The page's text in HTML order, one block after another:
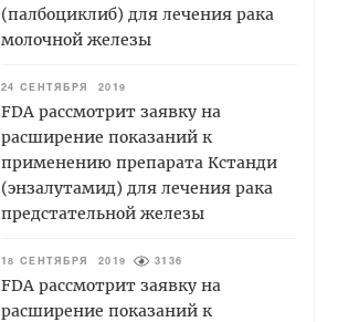
(палбоциклиб) для лечения рака
молочной железы
24 СЕНТЯБРЯ 2019
FDA рассмотрит заявку на
расширение показаний к
применению препарата Кстанди
(энзалутамид) для лечения рака
предстательной железы
18 СЕНТЯБРЯ 2019 3136
FDA рассмотрит заявку на
расширение показаний к